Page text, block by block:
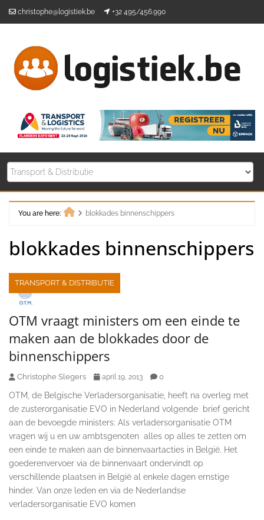
christophe@logistiek.be +32 495/456.990
You are here:
blokkades binnenschippers
blokkades binnenschippers
TRANSPORT & DISTRIBUTIE
OTM vraagt ministers om een einde te
maken aan de blokkades door de
binnenschippers
Christophe Slegers april 19, 2013 0
OTM, de Belgische Verladersorganisatie, heeft na overleg met
de zusterorganisatie EVO in Nederland volgende brief gericht
aan de bevoegde ministers: Als verladersorganisatie OTM
vragen wij u en uw ambtsgenoten alles op alles te zetten om
een einde te maken aan de binnenvaartacties in België. Het
goederenvervoer via de binnenvaart ondervindt op
verschillende plaatsen in België al enkele dagen ernstige
hinder. Van onze leden en via de Nederlandse
verladersorganisatie EVO komen